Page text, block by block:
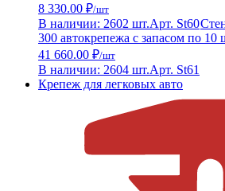
8 330.00 ₽/шт
В наличии: 2602 шт.Арт. St60
300 автокрепежа с запасом по 10
41 660.00 ₽/шт
В наличии: 2604 шт.Арт. St61
Крепеж для легковых авто